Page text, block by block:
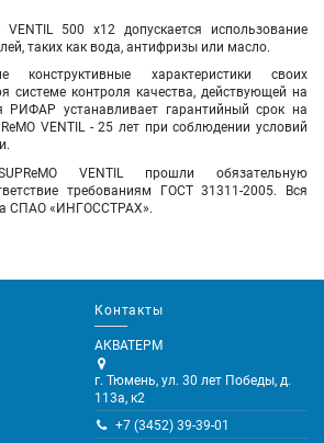
VENTIL 500 х12 допускается использование
таких как вода, антифризы или масло.
конструктивные характеристики своих
системе контроля качества, действующей на
РИФАР устанавливает гарантийный срок на
VENTIL - 25 лет при соблюдении условий
VENTIL прошли обязательную
требованиям ГОСТ 31311-2005. Вся
СПАО «ИНГОССТРАХ».
Контакты
АКВАТЕРМ
г. Тюмень, ул. 30 лет Победы, д.
113а, к2
+7 (3452) 39-39-01